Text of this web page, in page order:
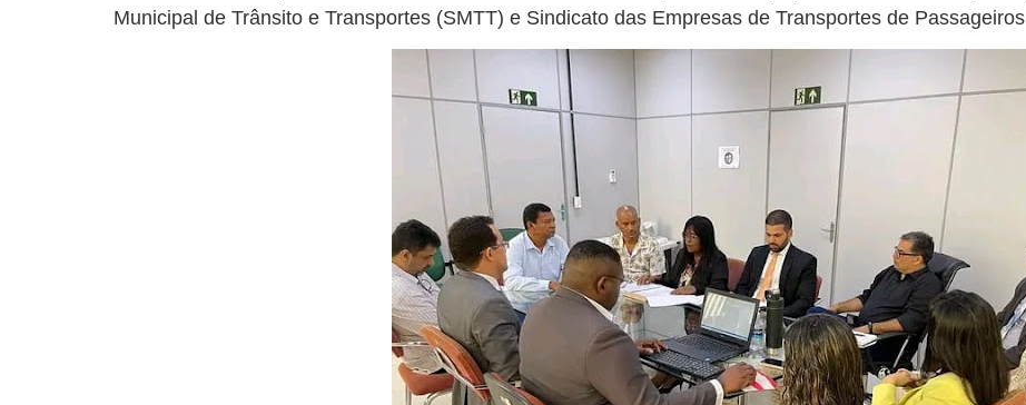
Municipal de Trânsito e Transportes (SMTT) e Sindicato das Empresas de Transportes de